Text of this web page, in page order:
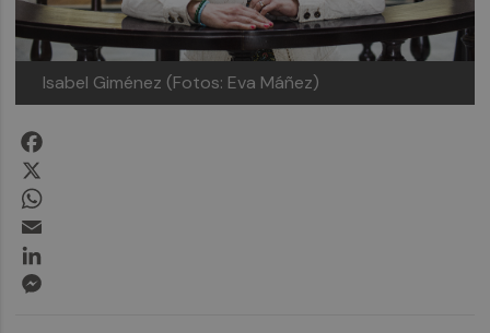
Isabel Giménez (Fotos: Eva Máñez)